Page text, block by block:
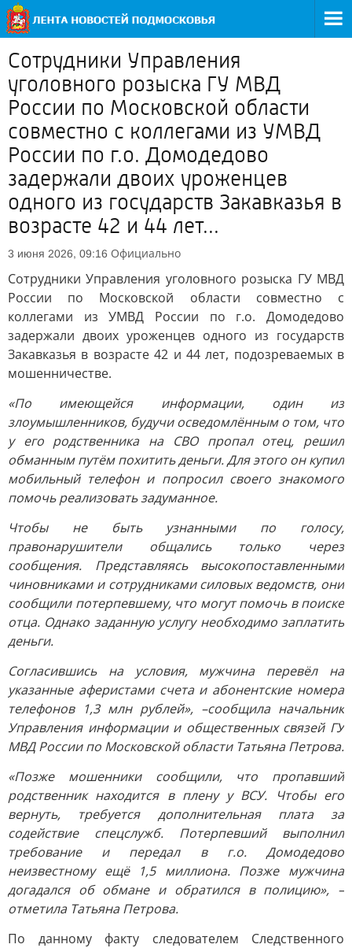
Сотрудники Управления
уголовного розыска ГУ МВД
России по Московской области
совместно с коллегами из УМВД
России по г.о. Домодедово
задержали двоих уроженцев
одного из государств Закавказья в
возрасте 42 и 44 лет...
3 июня 2026, 09:16 Официально
Сотрудники Управления уголовного розыска ГУ МВД
России по Московской области совместно с
коллегами из УМВД России по г.о. Домодедово
задержали двоих уроженцев одного из государств
Закавказья в возрасте 42 и 44 лет, подозреваемых в
мошенничестве.
«По имеющейся информации, один из
злоумышленников, будучи осведомлённым о том, что
у его родственника на СВО пропал отец, решил
обманным путём похитить деньги. Для этого он купил
мобильный телефон и попросил своего знакомого
помочь реализовать задуманное.
Чтобы не быть узнанными по голосу,
правонарушители общались только через
сообщения. Представляясь высокопоставленными
чиновниками и сотрудниками силовых ведомств, они
сообщили потерпевшему, что могут помочь в поиске
отца. Однако заданную услугу необходимо заплатить
деньги.
Согласившись на условия, мужчина перевёл на
указанные аферистами счета и абонентские номера
телефонов 1,3 млн рублей», –сообщила начальник
Управления информации и общественных связей ГУ
МВД России по Московской области Татьяна Петрова.
«Позже мошенники сообщили, что пропавший
родственник находится в плену у ВСУ. Чтобы его
вернуть, требуется дополнительная плата за
содействие спецслужб. Потерпевший выполнил
требование и передал в г.о. Домодедово
неизвестному ещё 1,5 миллиона. Позже мужчина
догадался об обмане и обратился в полицию», –
отметила Татьяна Петрова.
По данному факту следователем Следственного